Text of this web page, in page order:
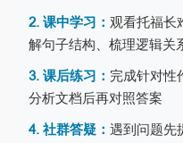
2. 课中学习： 观看托福长
解句子结构、梳理逻辑关
3. 课后练习： 完成针对性
分析文档后再对照答案
4. 社群答疑： 遇到问题先